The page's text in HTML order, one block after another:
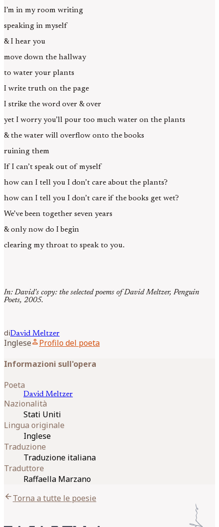
I’m in my room writing
speaking in myself
& I hear you
move down the hallway
to water your plants
I write truth on the page
I strike the word over & over
yet I worry you’ll pour too much water on the plants
& the water will overflow onto the books
ruining them
If I can’t speak out of myself
how can I tell you I don’t care about the plants?
how can I tell you I don’t care if the books get wet?
We’ve been together seven years
& only now do I begin
clearing my throat to speak to you.
In: David's copy: the selected poems of David Meltzer, Penguin
Poets, 2005.
diDavid Meltzer
Ingleseperson Profilo del poeta
Informazioni sull'opera
Poeta
David Meltzer
Nazionalità
Stati Uniti
Lingua originale
Inglese
Traduzione
Traduzione italiana
Traduttore
Raffaella Marzano
arrow_backTorna a tutte le poesie